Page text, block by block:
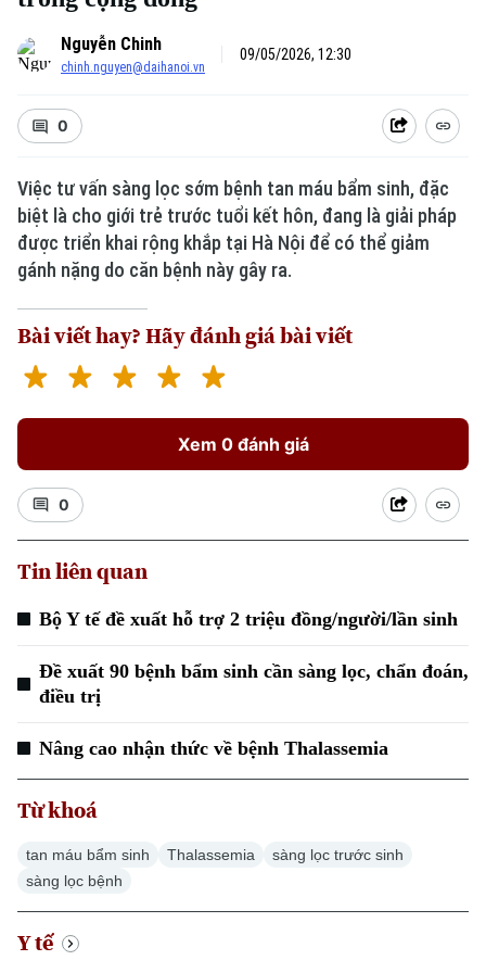
Nguyễn Chinh
chinh.nguyen@daihanoi.vn
09/05/2026, 12:30
0
Việc tư vấn sàng lọc sớm bệnh tan máu bẩm sinh, đặc
biệt là cho giới trẻ trước tuổi kết hôn, đang là giải pháp
được triển khai rộng khắp tại Hà Nội để có thể giảm
gánh nặng do căn bệnh này gây ra.
Bài viết hay? Hãy đánh giá bài viết
Xem 0 đánh giá
0
Tin liên quan
Bộ Y tế đề xuất hỗ trợ 2 triệu đồng/người/lần sinh
Đề xuất 90 bệnh bẩm sinh cần sàng lọc, chẩn đoán,
điều trị
Nâng cao nhận thức về bệnh Thalassemia
Từ khoá
tan máu bẩm sinh Thalassemia
sàng lọc trước sinh
sàng lọc bệnh
Y tế